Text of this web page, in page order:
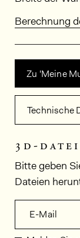
Berechnung
Zu 'Meine
Technische
3d-
Bitte geben
Dateien
E-Mail